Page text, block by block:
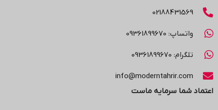
02188431569
واتساپ: 09361899670
تلگرام: 09361899670
info@moderntahrir.com
اعتماد شما سرمایه ماست